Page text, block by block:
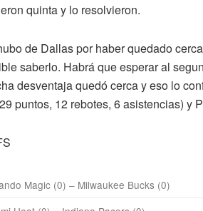
quinta y lo resolvieron.
de Dallas por haber quedado
saberlo. Habrá que esperar al
desventaja quedó cerca y eso lo
puntos, 12 rebotes, 6 asistencias) y
Magic (0) – Milwaukee Bucks (0)